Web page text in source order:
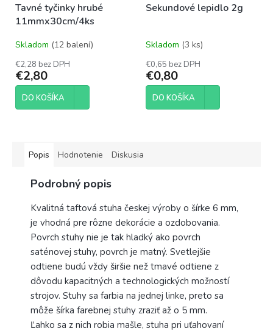
Tavné tyčinky hrubé
11mmx30cm/4ks
Skladom (12 balení)
€2,28 bez DPH
€2,80
DO KOŠÍKA
Sekundové lepidlo 2g
Skladom (3 ks)
€0,65 bez DPH
€0,80
DO KOŠÍKA
Popis Hodnotenie Diskusia
Podrobný popis
Kvalitná taftová stuha českej výroby o šírke 6 mm,
je vhodná pre rôzne dekorácie a ozdobovania.
Povrch stuhy nie je tak hladký ako povrch
saténovej stuhy, povrch je matný. Svetlejšie
odtiene budú vždy širšie než tmavé odtiene z
dôvodu kapacitných a technologických možností
strojov. Stuhy sa farbia na jednej linke, preto sa
môže šírka farebnej stuhy zraziť až o 5 mm.
Ľahko sa z nich robia mašle, stuha pri uťahovaní